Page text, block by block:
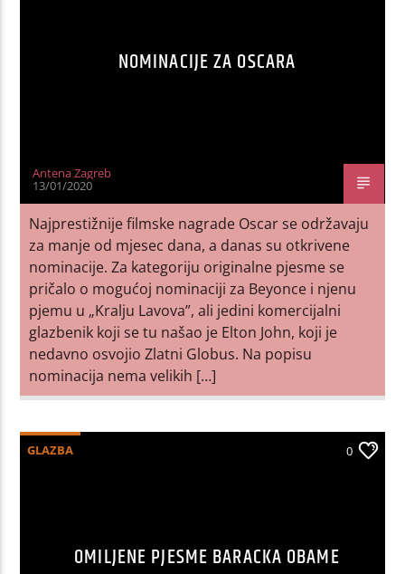
NOMINACIJE ZA OSCARA
Antena Zagreb
13/01/2020
Najprestižnije filmske nagrade Oscar se održavaju
za manje od mjesec dana, a danas su otkrivene
nominacije. Za kategoriju originalne pjesme se
pričalo o mogućoj nominaciji za Beyonce i njenu
pjemu u „Kralju Lavova”, ali jedini komercijalni
glazbenik koji se tu našao je Elton John, koji je
nedavno osvojio Zlatni Globus. Na popisu
nominacija nema velikih […]
GLAZBA 0
OMILJENE PJESME BARACKA OBAME